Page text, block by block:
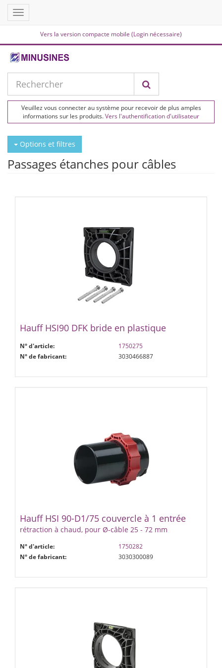
Vers la version compacte mobile (Login nécessaire)
Toggle
navigation
Veuillez vous connecter au système pour recevoir de plus amples
informations sur les produits.Vers l'authentification d'utilisateur
Options et filtres
Passages étanches pour câbles
Hauff HSI90 DFK bride en plastique
N° d'article:
1750275
N° de fabricant:
3030466887
Hauff HSI 90-D1/75 couvercle à 1 entrée
rétraction à chaud, pour Ø-câble 25 - 72 mm
N° d'article:
1750282
N° de fabricant:
3030300089